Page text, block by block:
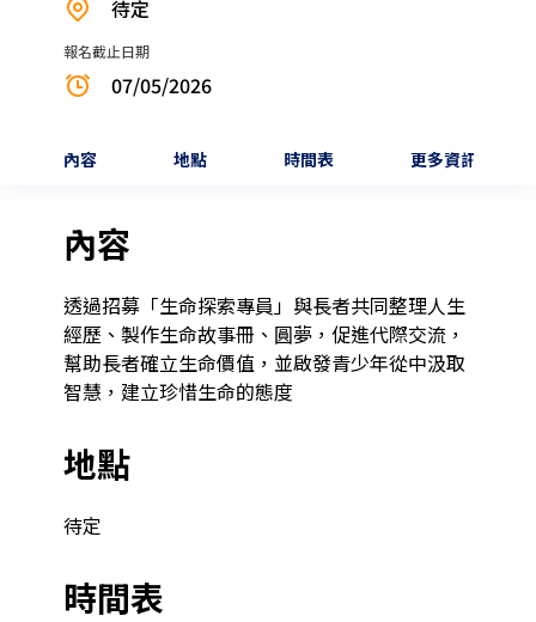
待定
報名截止日期
07/05/2026
內容 地點 時間表 更多資訊
內容
透過招募「生命探索專員」與長者共同整理人生
經歷、製作生命故事冊、圓夢，促進代際交流，
幫助長者確立生命價值，並啟發青少年從中汲取
智慧，建立珍惜生命的態度
地點
待定
時間表